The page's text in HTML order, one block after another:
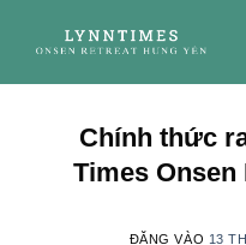
Chính thức
Times Onsen
ĐĂNG VÀO 13